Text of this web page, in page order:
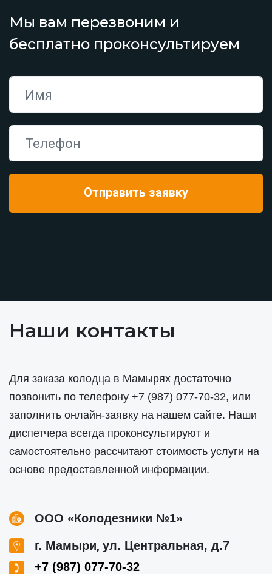
Мы вам перезвоним и
бесплатно проконсультируем
Наши контакты
Для заказа колодца в Мамырях достаточно
позвонить по телефону +7 (987) 077-70-32, или
заполнить онлайн-заявку на нашем сайте. Наши
диспетчера всегда проконсультируют и
самостоятельно рассчитают стоимость услуги на
основе предоставленной информации.
ООО «Колодезники №1»
г. Мамыри, ул. Центральная, д.7
+7 (987) 077-70-32